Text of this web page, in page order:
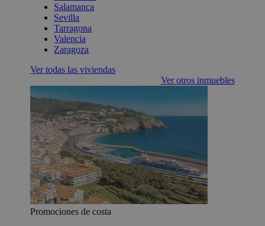
Salamanca
Sevilla
Tarragona
Valencia
Zaragoza
Ver todas las viviendas
Ver otros inmuebles
Promociones de costa